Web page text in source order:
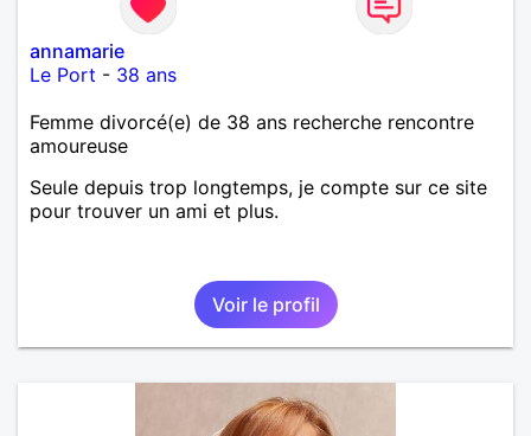
annamarie
Le Port - 38 ans
Femme divorcé(e) de 38 ans recherche rencontre
amoureuse
Seule depuis trop longtemps, je compte sur ce site
pour trouver un ami et plus.
Voir le profil